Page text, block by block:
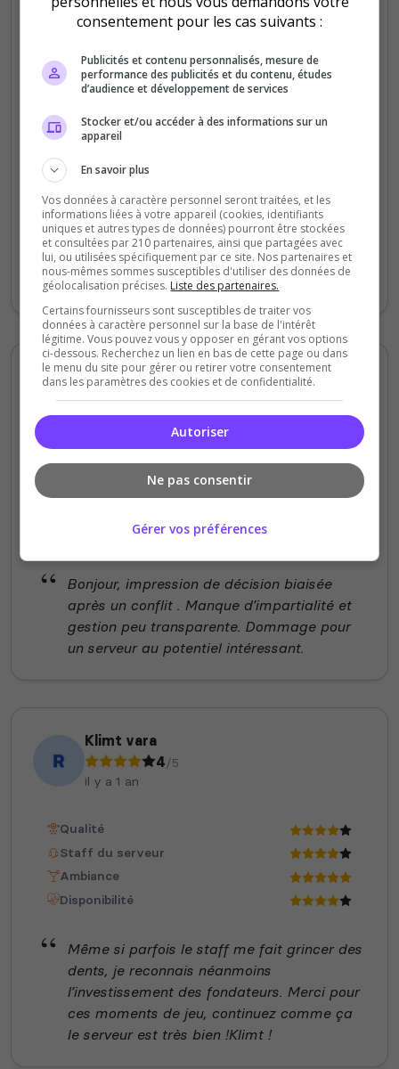
Opex
4 /5
Staff du serveur
Ambiance
Disponibilité
Super serveur ! Ambiance incroyable,
communauté top et très bien optimisé. Seul
bémol : la réactivité du staff, mais ils sont
là et font un travail énorme 👏
Max
3/5
il y a 11 mois
Qualité
Staff du serveur
Disponibilité
Bonjour, impression de décision biaisée
après un conflit . Manque d’impartialité et
gestion peu transparente. Dommage pour
un serveur au potentiel intéressant.
Klimt vara
4/5
il y a 1 an
Qualité
Staff du serveur
Ambiance
Disponibilité
Même si parfois le staff me fait grincer des
dents, je reconnais néanmoins
l’investissement des fondateurs. Merci pour
ces moments de jeu, continuez comme ça
le serveur est très bien !Klimt !
consentement pour les cas suivants :
Publicités et contenu personnalisés, mesure de
performance des publicités et du contenu, études
d’audience et développement de services
Stocker et/ou accéder à des informations sur un
appareil
En savoir plus
Vos données à caractère personnel seront traitées, et les
informations liées à votre appareil (cookies, identifiants
uniques et autres types de données) pourront être stockées
et consultées par 210 partenaires, ainsi que partagées avec
lui, ou utilisées spécifiquement par ce site. Nos partenaires et
nous-mêmes sommes susceptibles d'utiliser des données de
géolocalisation précises. Liste des partenaires.
Certains fournisseurs sont susceptibles de traiter vos
données à caractère personnel sur la base de l'intérêt
légitime. Vous pouvez vous y opposer en gérant vos options
ci-dessous. Recherchez un lien en bas de cette page ou dans
le menu du site pour gérer ou retirer votre consentement
dans les paramètres des cookies et de confidentialité.
Autoriser
Ne pas consentir
Gérer vos préférences